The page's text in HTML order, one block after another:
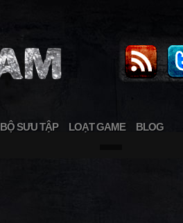
BỘ SƯU TẬP LOẠT GAME BLOG